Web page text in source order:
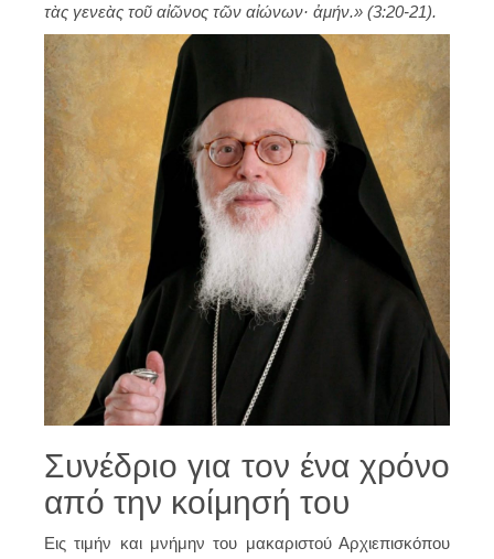
τὰς γενεὰς τοῦ αἰῶνος τῶν αἰώνων· ἀμήν.» (3:20-21).
Συνέδριο για τον ένα χρόνο
από την κοίμησή του
Εις τιμήν και μνήμην του μακαριστού Αρχιεπισκόπου